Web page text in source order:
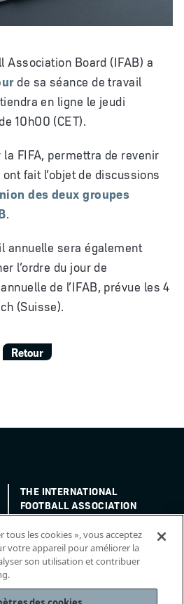
Association Board (IFAB) a
de sa séance de travail
en ligne le jeudi
10h00 (CET).
FIFA, permettra de revenir
fait l’objet de discussions
des deux groupes
.
annuelle sera également
l’ordre du jour de
de l’IFAB, prévue les 4
(Suisse).
Retour
THE INTERNATIONAL
FOOTBALL ASSOCIATION
BOARD/ GUARDIANS OF
THE LAWS OF THE GAME
tous les cookies », vous acceptez
votre appareil pour améliorer la
son utilisation et contribuer